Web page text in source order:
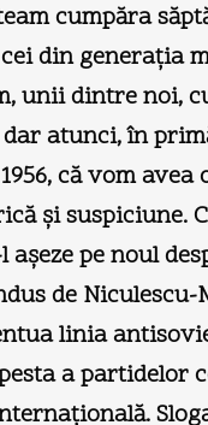
cumpăra
din generaţia
unii dintre noi,
atunci, în
că vom
şi
aşeze pe noul
de
linia
a partidelor